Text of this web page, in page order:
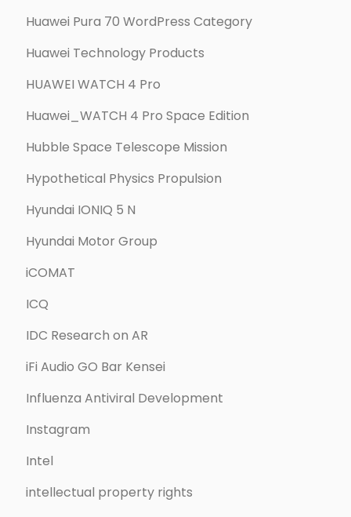
Huawei Pura 70 WordPress Category
Huawei Technology Products
HUAWEI WATCH 4 Pro
Huawei_WATCH 4 Pro Space Edition
Hubble Space Telescope Mission
Hypothetical Physics Propulsion
Hyundai IONIQ 5 N
Hyundai Motor Group
iCOMAT
ICQ
IDC Research on AR
iFi Audio GO Bar Kensei
Influenza Antiviral Development
Instagram
Intel
intellectual property rights